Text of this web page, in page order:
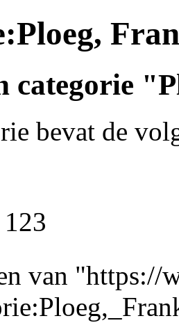
categorie
bevat de
van "https://